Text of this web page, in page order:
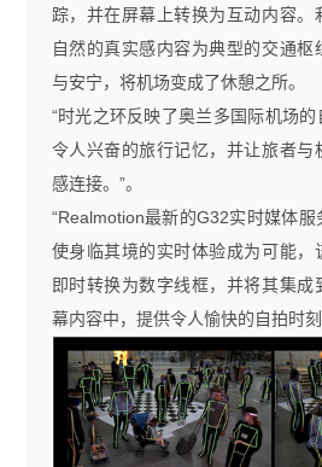
踪，并在屏幕上转换为互动内容。
自然的真实感内容为典型的交通枢
与安宁，将机场变成了休憩之所。
“时光之环反映了奥兰多国际机场
令人兴奋的旅行记忆，并让旅者与
感连接。 ”。
“Realmotion最新的G32实时媒体服
使身临其境的实时体验成为可能，
即时转换为数字线框，并将其集成
幕内容中，提供令人愉快的自拍时刻